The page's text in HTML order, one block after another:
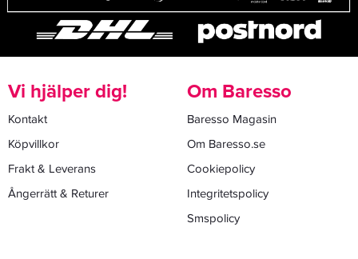
Vi hjälper dig!
Kontakt
Köpvillkor
Frakt & Leverans
Ångerrätt & Returer
Om Baresso
Baresso Magasin
Om Baresso.se
Cookiepolicy
Integritetspolicy
Smspolicy